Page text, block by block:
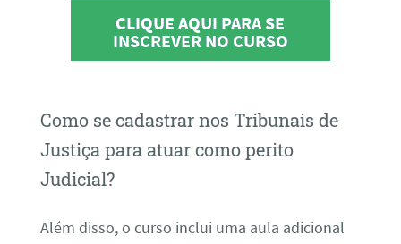
CLIQUE AQUI PARA SE
INSCREVER NO CURSO
Como se cadastrar nos Tribunais de
Justiça para atuar como perito
Judicial?
Além disso, o curso inclui uma aula adicional